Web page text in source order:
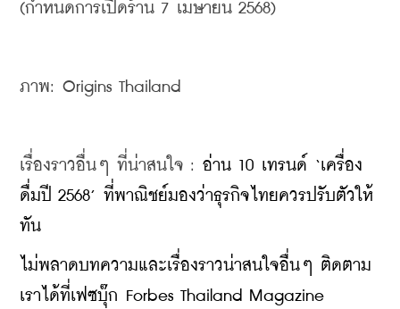
(กำหนดการเปิดร้าน 7 เมษายน 2568)
ภาพ: Origins Thailand
เรื่องราวอื่นๆ ที่น่าสนใจ : อ่าน 10 เทรนด์ ‘เครื่อง
ดื่มปี 2568’ ที่พาณิชย์มองว่าธุรกิจไทยควรปรับตัวให้
ทัน
ไม่พลาดบทความและเรื่องราวน่าสนใจอื่นๆ ติดตาม
เราได้ที่เฟซบุ๊ก Forbes Thailand Magazine